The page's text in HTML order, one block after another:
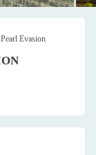
Evasion